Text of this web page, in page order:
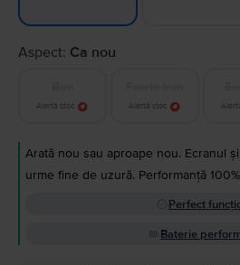
Aspect: Ca nou
Alertă stoc Alertă stoc
Arată nou sau aproape nou. Ecranul
urme fine de uzură. Performanță
Perfect
Baterie